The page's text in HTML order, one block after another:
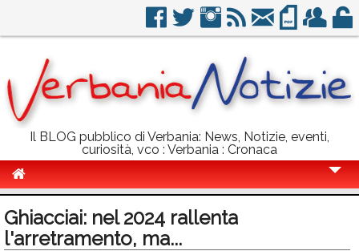
Il BLOG pubblico di Verbania: News, Notizie, eventi,
curiosità, vco : Verbania : Cronaca
Politica
Ghiacciai: nel 2024 rallenta
l'arretramento, ma...